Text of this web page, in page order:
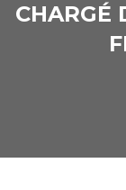
CHARGÉ